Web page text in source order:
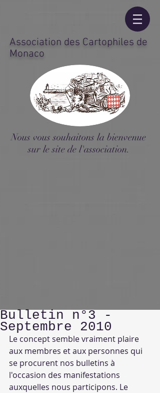
Association des Cartophiles de
Monaco
Nous vous souhaitons la bienvenue
sur le site de l'association.
Bulletin n°3 -
Septembre 2010
Le concept semble vraiment plaire
aux membres et aux personnes qui
se procurent nos bulletins à
l'occasion des manifestations
auxquelles nous participons. Le